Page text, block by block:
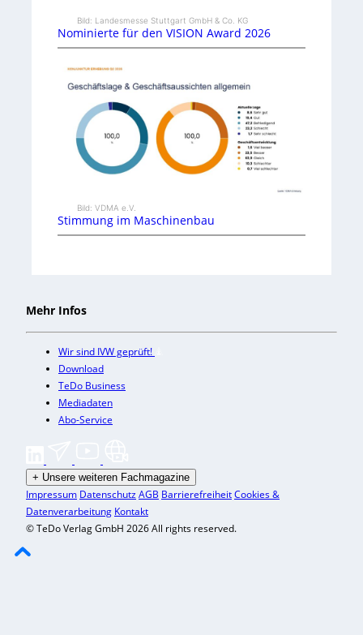
Bild: Landesmesse Stuttgart GmbH & Co. KG
Nominierte für den VISION Award 2026
Bild: VDMA e.V.
Stimmung im Maschinenbau
Mehr Infos
Wir sind IVW geprüft!
Download
TeDo Business
Mediadaten
Abo-Service
+ Unsere weiteren Fachmagazine
Impressum DatenschutzAGB BarrierefreiheitCookies &
Datenverarbeitung Kontakt
© TeDo Verlag GmbH 2026 All rights reserved.